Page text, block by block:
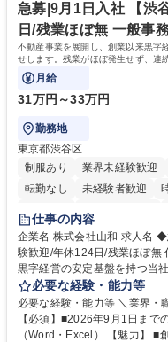
未満のため、無理なく経理と
歴・資格 学歴：大学院 大学
簿記検定1級 日商簿記検定2級
急募|9月1日入社 【渋
日/残業ほぼ無 一般事
不動産事業を展開し、創業以来黒字
せします。残業がほぼ発生せず、連
い方にお勧めの環境です！
月給
31万円～33万円
勤務地
東京都渋谷区
制服あり
業界未経験歓迎
転勤なし
未経験者歓迎
育休あり
完全週休2日制
仕事の内容
企業名 株式会社山和 求人名 ◆急募｜9月1日入社◆【渋谷/一般事務】未経
験歓迎/年休124日/残業ほぼ無 仕事の内容 不動産事業を展開し、創業以来
黒字経営の安定基盤を持つ当
がほぼ発生せず、連続した日
方にお勧めの環境です！ 入社後はOJTを通じて丁寧に研修を行いますの
で、事務未経験の方でも安心
話・来客対応 ■物件の鍵や社
必要な経験・能力等
必要な経験・能力等 ＼業界・
【必須】■2026年9月1日まで
（Word・Excel） 【魅力】 ■創業以来黒字の安定した経営基盤で長期的に